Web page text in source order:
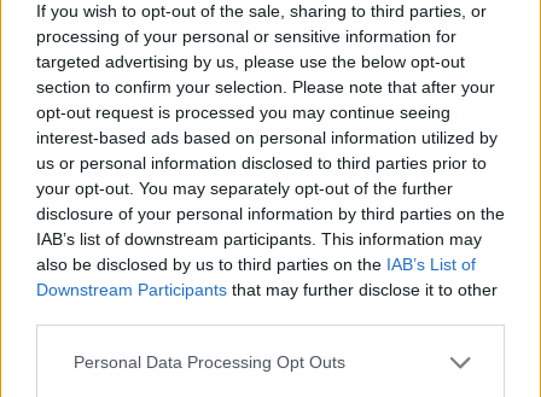
If you wish to opt-out of the sale, sharing to third parties, or
processing of your personal or sensitive information for
targeted advertising by us, please use the below opt-out
section to confirm your selection. Please note that after your
opt-out request is processed you may continue seeing
interest-based ads based on personal information utilized by
us or personal information disclosed to third parties prior to
your opt-out. You may separately opt-out of the further
disclosure of your personal information by third parties on the
IAB’s list of downstream participants. This information may
also be disclosed by us to third parties on the IAB’s List of
Downstream Participants that may further disclose it to other
Personal Data Processing Opt Outs
Πριν 4 ημέρες
70 χρόνια ιστορίας και συγκίνησης για το